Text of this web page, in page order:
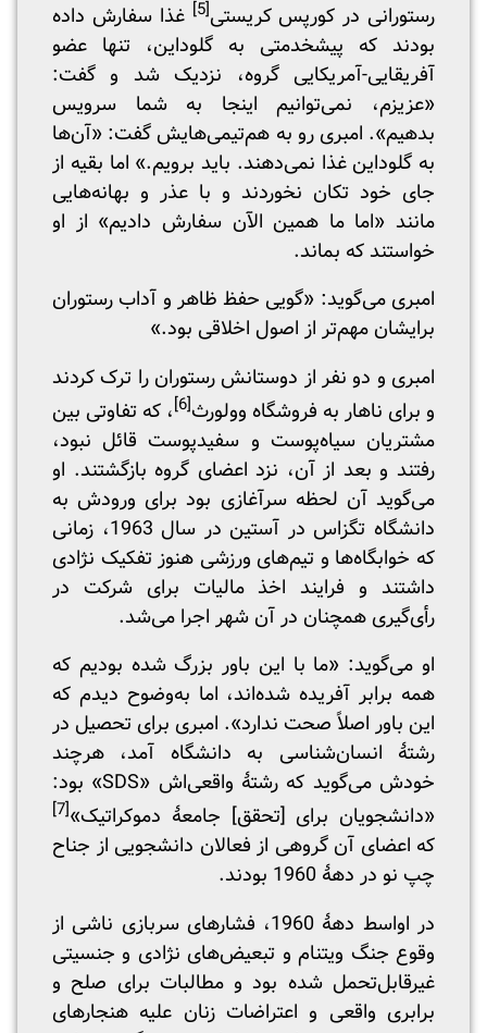
رستورانی در کورپس کریستی غذا سفارش داده
بودند که پیشخدمتی به گلوداین، تنها عضو
آفریقایی-آمریکایی گروه، نزدیک شد و گفت:
«عزیزم، نمی‌توانیم اینجا به شما سرویس
بدهیم». امبری رو به هم‌تیمی‌هایش گفت: «آن‌ها
به گلوداین غذا نمی‌دهند. باید برویم.» اما بقیه از
جای خود تکان نخوردند و با عذر و بهانه‌هایی
مانند «اما ما همین الآن سفارش دادیم» از او
خواستند که بماند.
امبری می‌گوید: «گویی حفظ ظاهر و آداب رستوران
برایشان مهم‌تر از اصول اخلاقی بود.»
امبری و دو نفر از دوستانش رستوران را ترک کردند
و برای ناهار به فروشگاه وولورث[6] ، که تفاوتی بین
مشتریان سیاه‌پوست و سفیدپوست قائل نبود،
رفتند و بعد از آن، نزد اعضای گروه بازگشتند. او
می‌گوید آن لحظه سرآغازی بود برای ورودش به
دانشگاه تگزاس در آستین در سال 1963، زمانی
که خوابگاه‌ها و تیم‌های ورزشی هنوز تفکیک نژادی
داشتند و فرایند اخذ مالیات برای شرکت در
رأی‌گیری همچنان در آن شهر اجرا می‌شد.
او می‌گوید: «ما با این باور بزرگ شده بودیم که
همه برابر آفریده شده‌اند، اما به‌وضوح دیدم که
این باور اصلاً صحت ندارد». امبری برای تحصیل در
رشتۀ انسان‌شناسی به دانشگاه آمد، هرچند
خودش می‌گوید که رشتۀ واقعی‌اش «SDS» بود:
«دانشجویان برای [تحقق] جامعۀ دموکراتیک»[7]
که اعضای آن گروهی از فعالان دانشجویی از جناح
چپ نو در دهۀ 1960 بودند‌.
در اواسط دهۀ 1960، فشارهای سربازی ناشی از
وقوع جنگ ویتنام و تبعیض‌های نژادی و جنسیتی
غیرقابل‌تحمل شده بود و مطالبات برای صلح و
برابری واقعی و اعتراضات زنان علیه هنجارهای